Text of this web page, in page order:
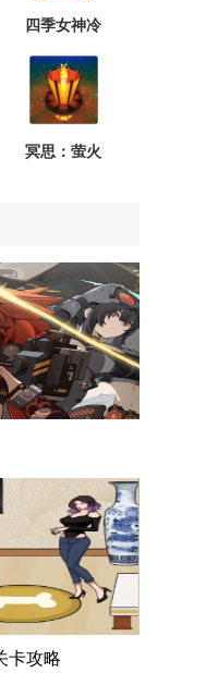
四季女神冷
冥思：萤火
卡攻略